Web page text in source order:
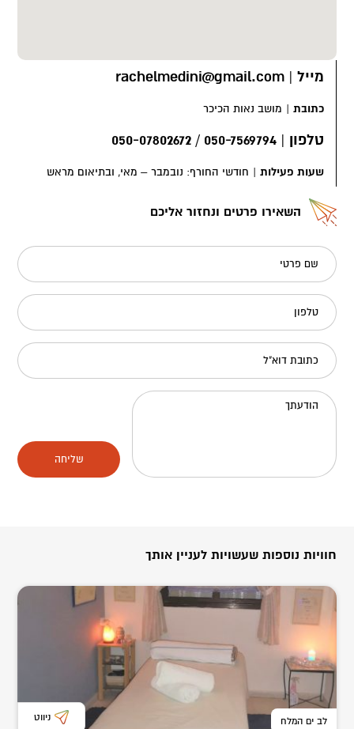
מייל |
rachelmedini@gmail.com
כתובת | מושב נאות הכיכר
טלפון |
050-7569794 / 050-07802672
שעות פעילות | חודשי החורף: נובמבר – מאי, ובתיאום מראש
השאירו פרטים ונחזור אליכם
שם פרטי
טלפון
כתובת דוא"ל
הודעתך
שליחה
חוויות נוספות שעשויות לעניין אותך
לב ים המלח ניווט